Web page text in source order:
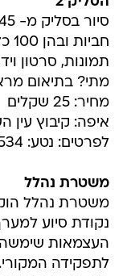
תמונות, סרטון
מתי? בתיאום
מחיר: 25 שקלים
איפה: קיבוץ עין
לפרטים: נטע: 050-7266534
משטרת נהלל
נקודת סיוע
העצמאות שימשה
לתפקידה